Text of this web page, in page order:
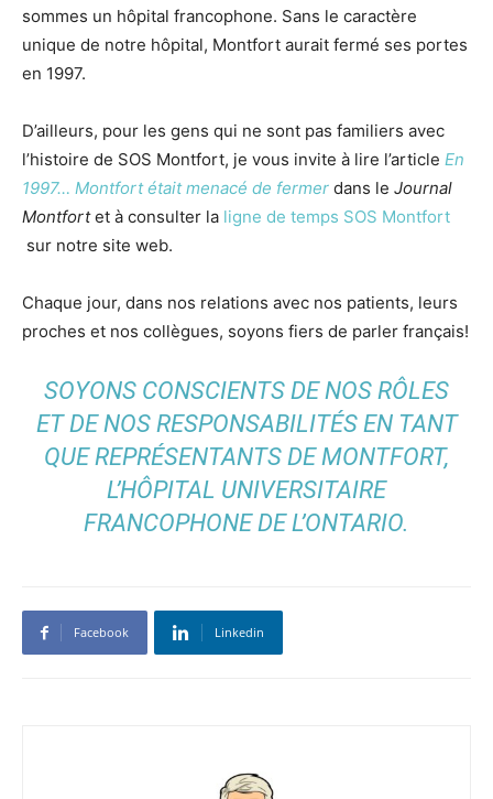
sommes un hôpital francophone. Sans le caractère
unique de notre hôpital, Montfort aurait fermé ses portes
en 1997.
D’ailleurs, pour les gens qui ne sont pas familiers avec
l’histoire de SOS Montfort, je vous invite à lire l’article En
1997… Montfort était menacé de fermer dans le Journal
Montfortet à consulter la ligne de temps SOS Montfort
sur notre site web.
Chaque jour, dans nos relations avec nos patients, leurs
proches et nos collègues, soyons fiers de parler français!
SOYONS CONSCIENTS DE NOS RÔLES
ET DE NOS RESPONSABILITÉS EN TANT
QUE REPRÉSENTANTS DE MONTFORT,
L’HÔPITAL UNIVERSITAIRE
FRANCOPHONE DE L’ONTARIO.
Facebook Linkedin